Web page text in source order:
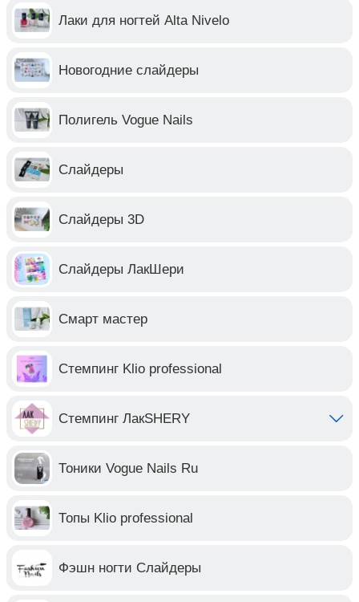
Лаки для ногтей Alta Nivelo
Новогодние слайдеры
Полигель Vogue Nails
Слайдеры
Слайдеры 3D
Слайдеры ЛакШери
Смарт мастер
Стемпинг Klio professional
Стемпинг ЛакSHERY
Тоники Vogue Nails Ru
Топы Klio professional
Фэшн ногти Слайдеры